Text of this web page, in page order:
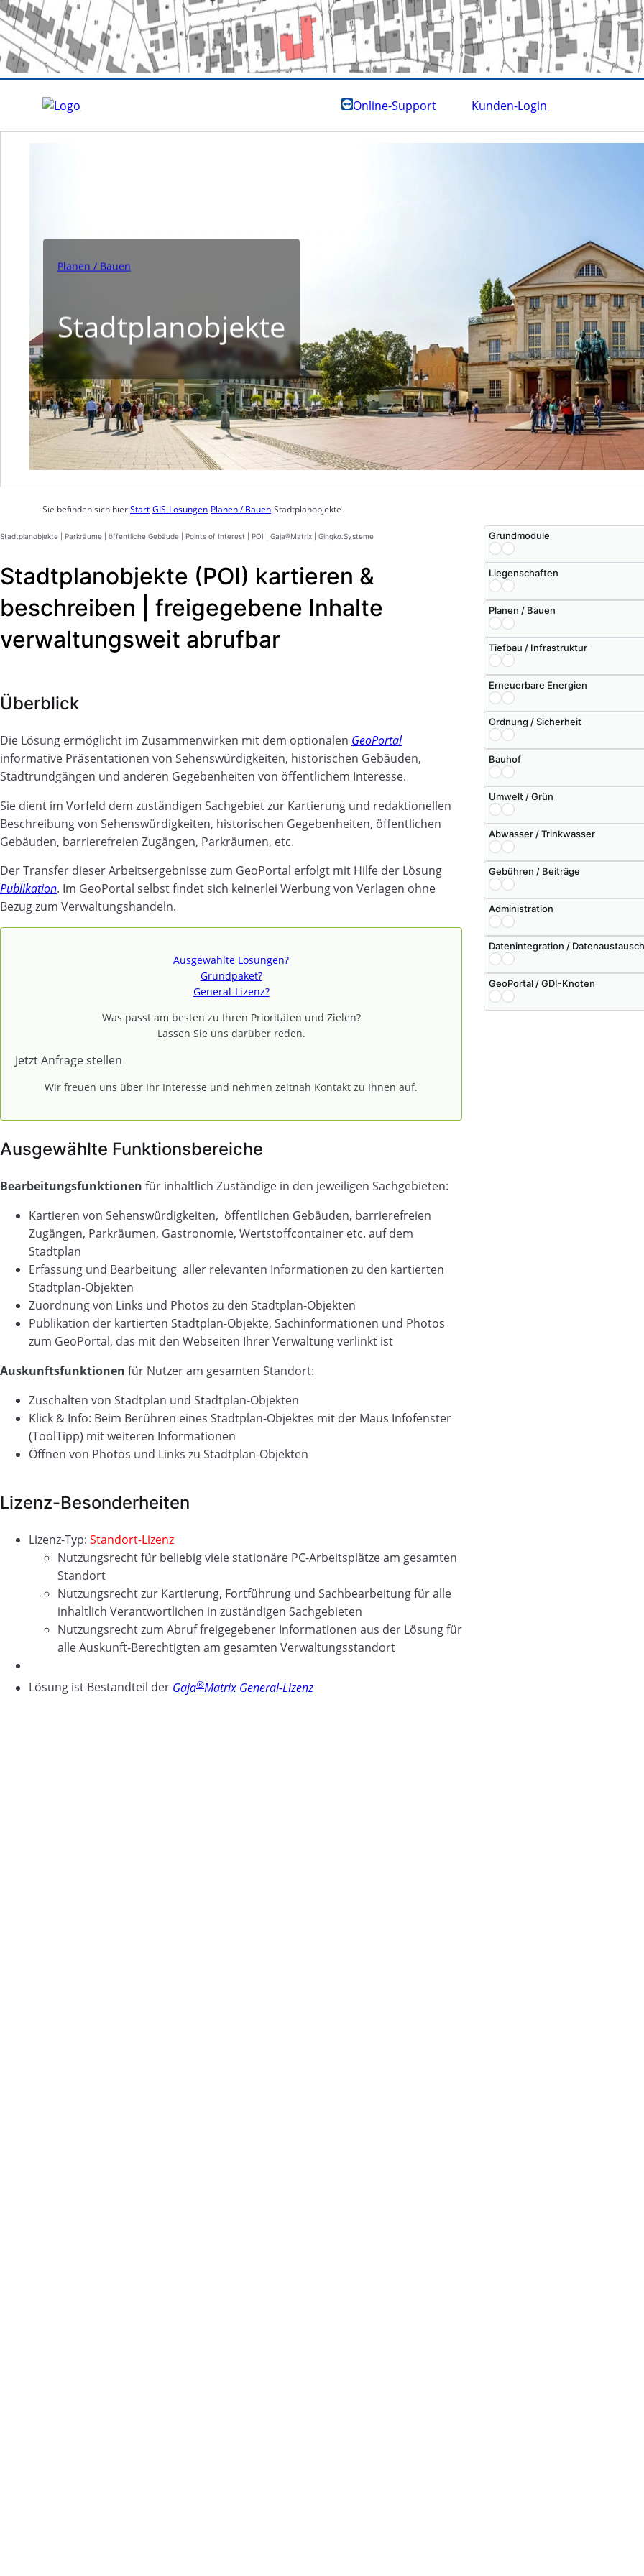
Online-Support Kunden-Login
Planen / Bauen
Stadtplanobjekte
Sie befinden sich hier:Start-GIS-Lösungen-Planen / Bauen-Stadtplanobjekte
Stadtplanobjekte | Parkräume | öffentliche Gebäude | Points of Interest | POI | Gaja®Matrix | Gingko.Systeme
Stadtplanobjekte (POI) kartieren &
beschreiben | freigegebene Inhalte
verwaltungsweit abrufbar
Überblick
Die Lösung ermöglicht im Zusammenwirken mit dem optionalen GeoPortal
informative Präsentationen von Sehenswürdigkeiten, historischen Gebäuden,
Stadtrundgängen und anderen Gegebenheiten von öffentlichem Interesse.
Sie dient im Vorfeld dem zuständigen Sachgebiet zur Kartierung und redaktionellen
Beschreibung von Sehenswürdigkeiten, historischen Gegebenheiten, öffentlichen
Gebäuden, barrierefreien Zugängen, Parkräumen, etc.
Der Transfer dieser Arbeitsergebnisse zum GeoPortal erfolgt mit Hilfe der Lösung
Publikation. Im GeoPortal selbst findet sich keinerlei Werbung von Verlagen ohne
Bezug zum Verwaltungshandeln.
Ausgewählte Lösungen?
Grundpaket?
General-Lizenz?
Was passt am besten zu Ihren Prioritäten und Zielen?
Lassen Sie uns darüber reden.
Jetzt Anfrage stellen
Wir freuen uns über Ihr Interesse und nehmen zeitnah Kontakt zu Ihnen auf.
Ausgewählte Funktionsbereiche
Bearbeitungsfunktionen für inhaltlich Zuständige in den jeweiligen Sachgebieten:
Kartieren von Sehenswürdigkeiten, öffentlichen Gebäuden, barrierefreien
Zugängen, Parkräumen, Gastronomie, Wertstoffcontainer etc. auf dem
Stadtplan
Erfassung und Bearbeitung aller relevanten Informationen zu den kartierten
Stadtplan-Objekten
Zuordnung von Links und Photos zu den Stadtplan-Objekten
Publikation der kartierten Stadtplan-Objekte, Sachinformationen und Photos
zum GeoPortal, das mit den Webseiten Ihrer Verwaltung verlinkt ist
Auskunftsfunktionen für Nutzer am gesamten Standort:
Zuschalten von Stadtplan und Stadtplan-Objekten
Klick & Info: Beim Berühren eines Stadtplan-Objektes mit der Maus Infofenster
(ToolTipp) mit weiteren Informationen
Öffnen von Photos und Links zu Stadtplan-Objekten
Lizenz-Besonderheiten
Lizenz-Typ: Standort-Lizenz
Nutzungsrecht für beliebig viele stationäre PC-Arbeitsplätze am gesamten
Standort
Nutzungsrecht zur Kartierung, Fortführung und Sachbearbeitung für alle
inhaltlich Verantwortlichen in zuständigen Sachgebieten
Nutzungsrecht zum Abruf freigegebener Informationen aus der Lösung für
alle Auskunft-Berechtigten am gesamten Verwaltungsstandort
Lösung ist Bestandteil der Gaja®Matrix General-Lizenz
Grundmodule
Liegenschaften
Planen / Bauen
Tiefbau / Infrastruktur
Erneuerbare Energien
Ordnung / Sicherheit
Bauhof
Umwelt / Grün
Abwasser / Trinkwasser
Gebühren / Beiträge
Administration
Datenintegration /
GeoPortal / GDI-Knoten